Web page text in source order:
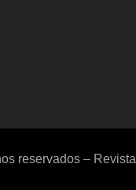
reservados – Revista